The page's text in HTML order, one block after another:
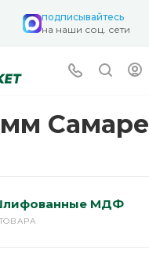
подписывайтесь
на наши соц. сети
Самаре
МДФ